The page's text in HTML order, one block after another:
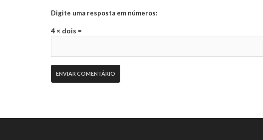
Digite uma resposta em números:
4 × dois =